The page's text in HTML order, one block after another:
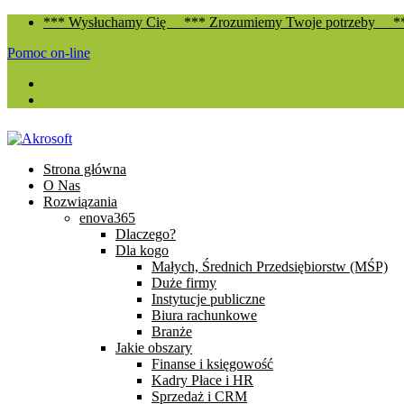
*** Wysłuchamy Cię *** Zrozumiemy Twoje potrzeby
Pomoc on-line
Strona główna
O Nas
Rozwiązania
enova365
Dlaczego?
Dla kogo
Małych, Średnich Przedsiębiorstw (MŚP)
Duże firmy
Instytucje publiczne
Biura rachunkowe
Branże
Jakie obszary
Finanse i księgowość
Kadry Płace i HR
Sprzedaż i CRM